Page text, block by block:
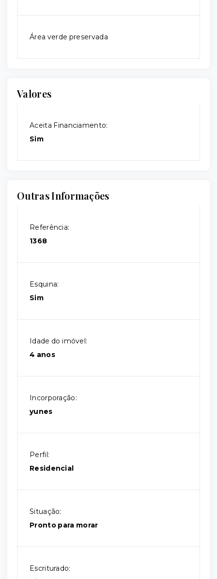
Área verde preservada
Valores
Aceita Financiamento:
Sim
Outras Informações
Referência:
1368
Esquina:
Sim
Idade do imóvel:
4 anos
Incorporação:
yunes
Perfil:
Residencial
Situação:
Pronto para morar
Escriturado: